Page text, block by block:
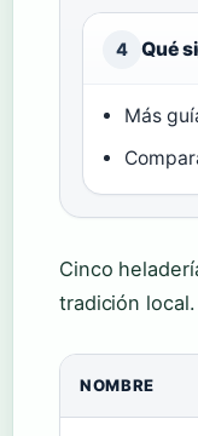
4 Qué
Más
Cinco
tradición
NOMBRE